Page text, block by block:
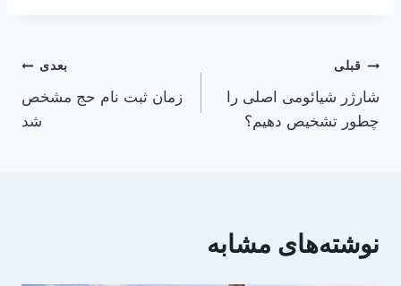
راهبری
نوشته
قبلی
شارژر شیائومی اصلی را
چطور تشخیص دهیم؟
بعدی
زمان ثبت نام حج مشخص
شد
نوشته‌های مشابه